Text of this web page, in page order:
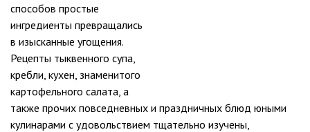
способов простые
ингредиенты превращались
в изысканные угощения.
Рецепты тыквенного супа,
кребли, кухен, знаменитого
картофельного салата, а
также прочих повседневных и праздничных блюд юными
кулинарами с удовольствием тщательно изучены,